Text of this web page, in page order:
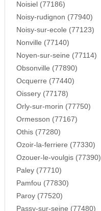
Noisiel (77186)
Noisy-rudignon (77940)
Noisy-sur-ecole (77123)
Nonville (77140)
Noyen-sur-seine (77114)
Obsonville (77890)
Ocquerre (77440)
Oissery (77178)
Orly-sur-morin (77750)
Ormesson (77167)
Othis (77280)
Ozoir-la-ferriere (77330)
Ozouer-le-voulgis (77390)
Paley (77710)
Pamfou (77830)
Paroy (77520)
Passy-sur-seine (77480)